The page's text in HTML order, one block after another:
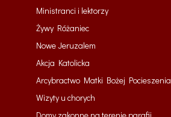
Ministranci i lektorzy
Żywy Różaniec
Nowe Jeruzalem
Akcja Katolicka
Arcybractwo Matki Bożej Pocieszenia
Wizyty u chorych